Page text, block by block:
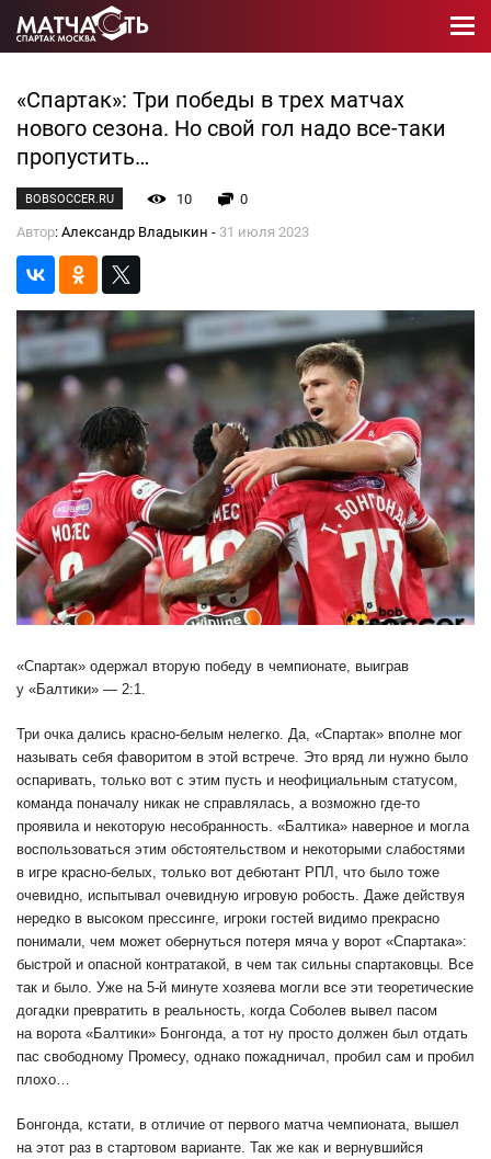
«Спартак»: Три победы в трех матчах
нового сезона. Но свой гол надо все-таки
пропустить…
BOBSOCCER.RU 10
0
Автор: Александр Владыкин - 31 июля 2023
«Спартак» одержал вторую победу в чемпионате, выиграв
у «Балтики» — 2:1.
Три очка дались красно-белым нелегко. Да, «Спартак» вполне мог
называть себя фаворитом в этой встрече. Это вряд ли нужно было
оспаривать, только вот с этим пусть и неофициальным статусом,
команда поначалу никак не справлялась, а возможно где-то
проявила и некоторую несобранность. «Балтика» наверное и могла
воспользоваться этим обстоятельством и некоторыми слабостями
в игре красно-белых, только вот дебютант РПЛ, что было тоже
очевидно, испытывал очевидную игровую робость. Даже действуя
нередко в высоком прессинге, игроки гостей видимо прекрасно
понимали, чем может обернуться потеря мяча у ворот «Спартака»:
быстрой и опасной контратакой, в чем так сильны спартаковцы. Все
так и было. Уже на 5-й минуте хозяева могли все эти теоретические
догадки превратить в реальность, когда Соболев вывел пасом
на ворота «Балтики» Бонгонда, а тот ну просто должен был отдать
пас свободному Промесу, однако пожадничал, пробил сам и пробил
плохо…
Бонгонда, кстати, в отличие от первого матча чемпионата, вышел
на этот раз в стартовом варианте. Так же как и вернувшийся